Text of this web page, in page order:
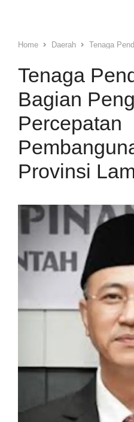
Home Daerah Tenaga
Tenaga
Bagian
Percepatan
Provinsi